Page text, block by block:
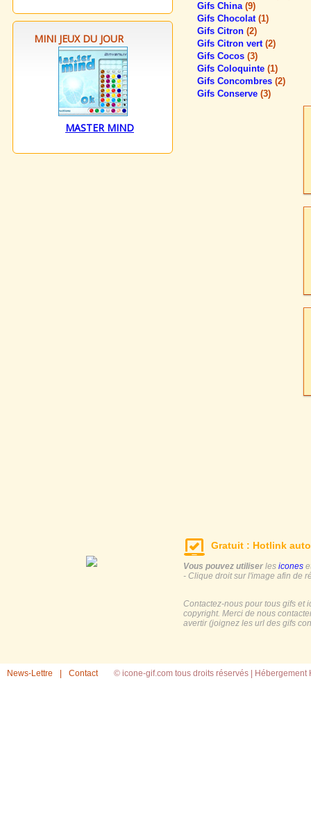
MINI JEUX DU JOUR
MASTER MIND
Gifs China (9)
Gifs Chocolat (1)
Gifs Citron (2)
Gifs Citron vert (2)
Gifs Cocos (3)
Gifs Coloquinte (1)
Gifs Concombres (2)
Gifs Conserve (3)
Gratuit : Hotlink
Vous pouvez utiliser les icones
- Clique droit sur l'image afin de
Contactez-nous pour tous gifs et
copyright. Merci de nous
avertir (joignez les url des gifs
News-Lettre Contact © icone-gif.com tous droits réservés | Hébergement